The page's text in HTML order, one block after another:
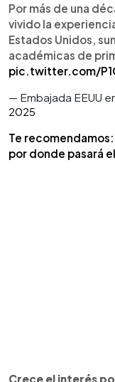
Por más de una
vivido la
Estados Unidos,
académicas de
pic.twitter.com/
— Embajada EEUU
2025
Te
por donde pasará
Crece el interés